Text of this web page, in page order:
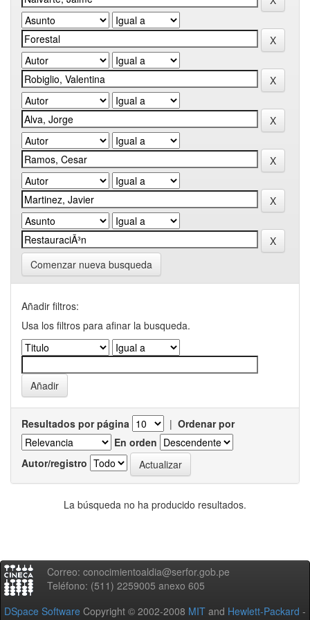
Comenzar nueva busqueda
Añadir filtros:
Usa los filtros para afinar la busqueda.
Resultados por página | Ordenar por
En orden
Autor/registro
La búsqueda no ha producido resultados.
Correo: conocimientoaldia@serfor.gob.pe
Teléfono: (511) 2259005 anexo 605
DSpace Software Copyright © 2002-2008 MIT and Hewlett-Packard -